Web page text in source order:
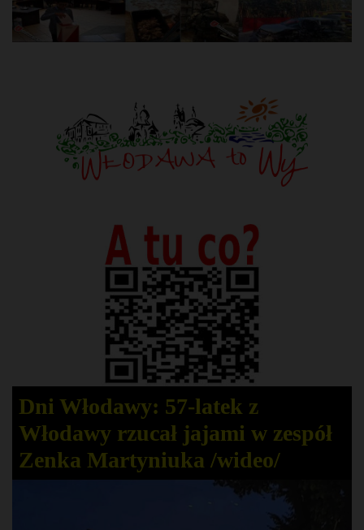
Dni Włodawy: 57-latek z
Włodawy rzucał jajami w zespół
Zenka Martyniuka /wideo/